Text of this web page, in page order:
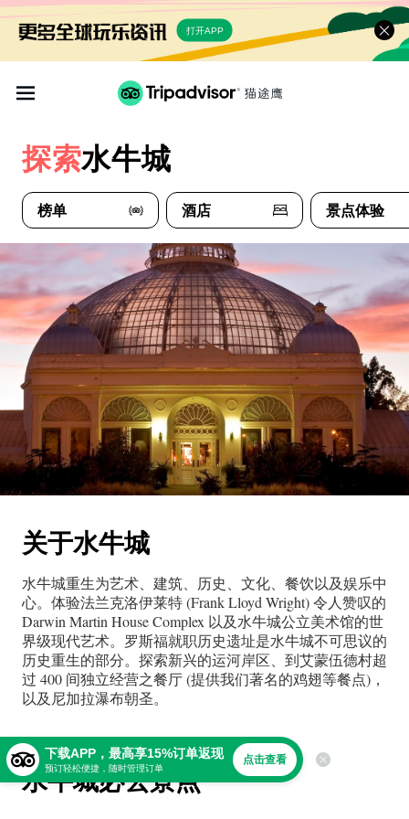
打开APP
探索水牛城
榜单 酒店 景点体验
关于水牛城
水牛城重生为艺术、建筑、历史、文化、餐饮以及娱乐中
心。体验法兰克洛伊莱特 (Frank Lloyd Wright) 令人赞叹的
Darwin Martin House Complex 以及水牛城公立美术馆的世
界级现代艺术。罗斯福就职历史遗址是水牛城不可思议的
历史重生的部分。探索新兴的运河岸区、到艾蒙伍德村超
过 400 间独立经营之餐厅 (提供我们著名的鸡翅等餐点)，
以及尼加拉瀑布朝圣。
水牛城必去景点
下载APP，最高享15%订单返现
预订轻松便捷，随时管理订单
点击查看